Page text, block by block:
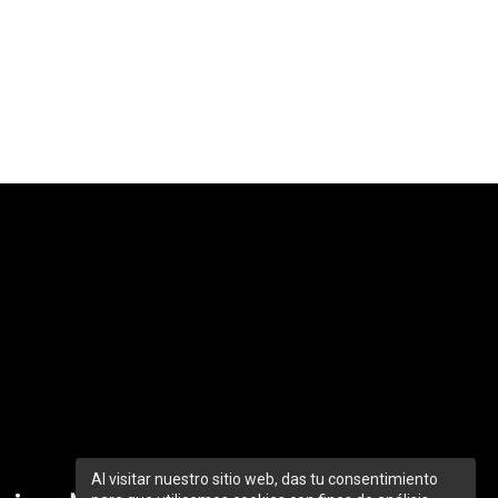
Al visitar nuestro sitio web, das tu consentimiento